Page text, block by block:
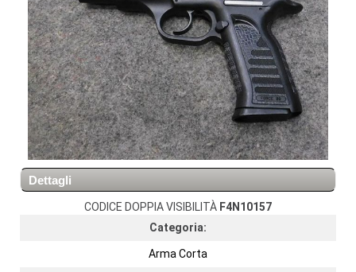
Dettagli
CODICE DOPPIA VISIBILITÀ F4N10157
Categoria:
Arma Corta